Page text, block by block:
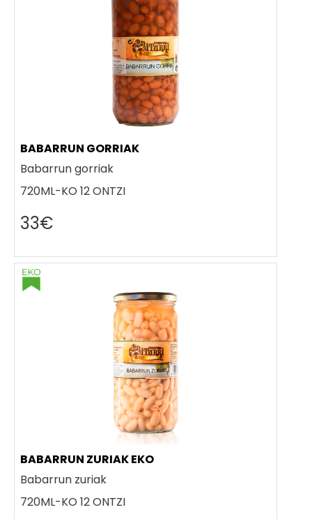
BABARRUN GORRIAK
Babarrun gorriak
720ML-KO 12 ONTZI
33€
BABARRUN ZURIAK EKO
Babarrun zuriak
720ML-KO 12 ONTZI